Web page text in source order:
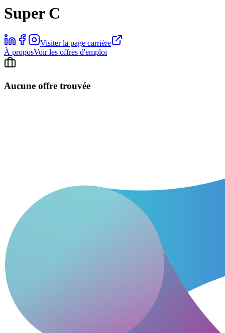
Super C
Visiter la page carrière
À proposVoir les offres d'emploi
Aucune offre trouvée